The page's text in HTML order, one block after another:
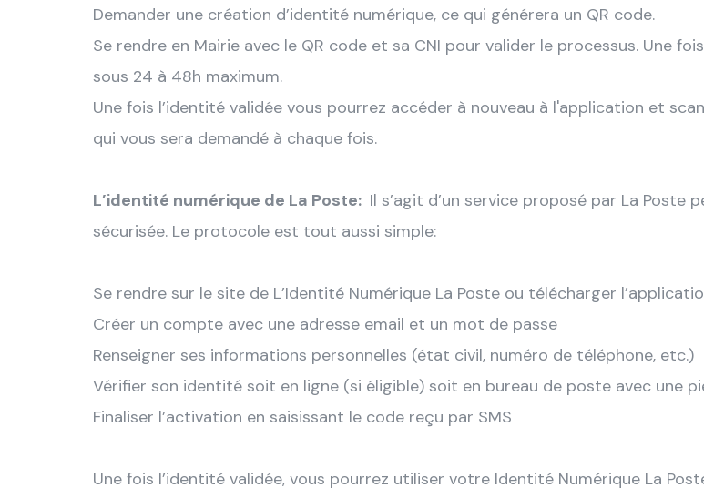
Demander une création d’identité numérique, ce qui générera un QR code.
Se rendre en Mairie avec le QR code et sa CNI pour valider le processus. Une
sous 24 à 48h maximum.
Une fois l’identité validée vous pourrez accéder à nouveau à l'application et
qui vous sera demandé à chaque fois.
L’identité numérique de La Poste: Il s’agit d’un service proposé par La
sécurisée. Le protocole est tout aussi simple:
Se rendre sur le site de L’Identité Numérique La Poste ou télécharger
Créer un compte avec une adresse email et un mot de passe
Renseigner ses informations personnelles (état civil, numéro de téléphone, etc.)
Vérifier son identité soit en ligne (si éligible) soit en bureau de poste avec une
Finaliser l’activation en saisissant le code reçu par SMS
Une fois l’identité validée, vous pourrez utiliser votre Identité Numérique La